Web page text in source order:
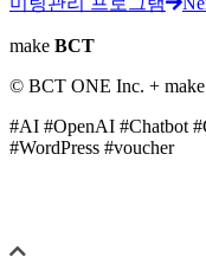
make BCT
© BCT ONE Inc. +
#AI #OpenAI #Chatbot
#WordPress #voucher